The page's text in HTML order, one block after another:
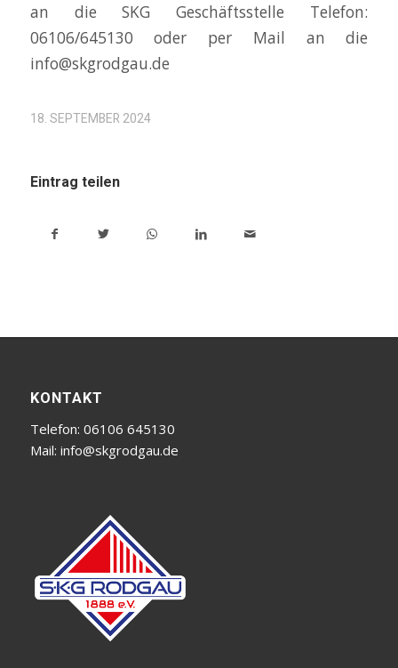
an die SKG Geschäftsstelle Telefon:
06106/645130 oder per Mail an die
info@skgrodgau.de
18. SEPTEMBER 2024
Eintrag teilen
KONTAKT
Telefon: 06106 645130
Mail: info@skgrodgau.de